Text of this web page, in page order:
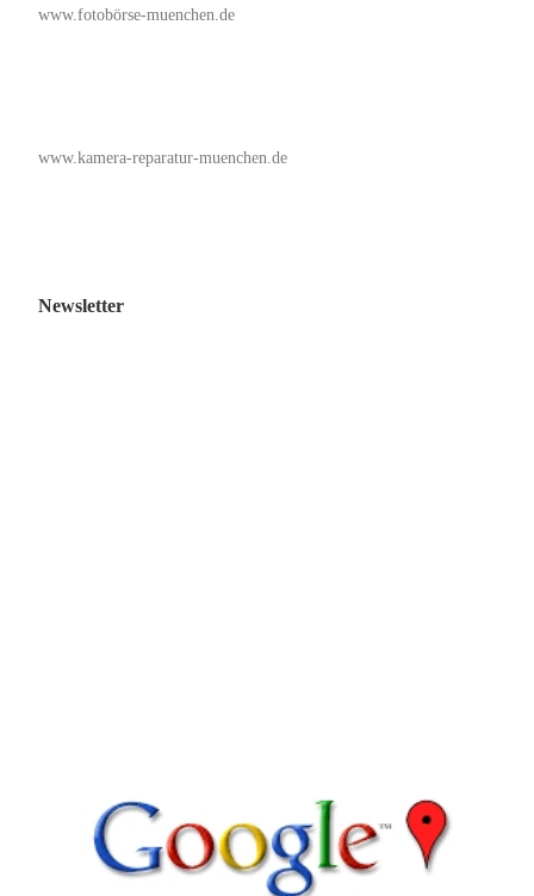
www.fotobörse-muenchen.de
www.kamera-reparatur-muenchen.de
Newsletter